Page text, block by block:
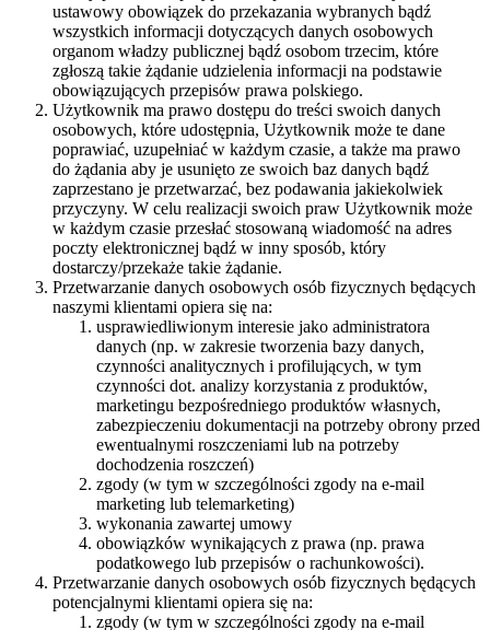
ustawowy obowiązek do przekazania wybranych bądź
wszystkich informacji dotyczących danych osobowych
organom władzy publicznej bądź osobom trzecim, które
zgłoszą takie żądanie udzielenia informacji na podstawie
obowiązujących przepisów prawa polskiego.
Użytkownik ma prawo dostępu do treści swoich danych
osobowych, które udostępnia, Użytkownik może te dane
poprawiać, uzupełniać w każdym czasie, a także ma prawo
do żądania aby je usunięto ze swoich baz danych bądź
zaprzestano je przetwarzać, bez podawania jakiekolwiek
przyczyny. W celu realizacji swoich praw Użytkownik może
w każdym czasie przesłać stosowaną wiadomość na adres
poczty elektronicznej bądź w inny sposób, który
dostarczy/przekaże takie żądanie.
Przetwarzanie danych osobowych osób fizycznych będących
naszymi klientami opiera się na:
usprawiedliwionym interesie jako administratora
danych (np. w zakresie tworzenia bazy danych,
czynności analitycznych i profilujących, w tym
czynności dot. analizy korzystania z produktów,
marketingu bezpośredniego produktów własnych,
zabezpieczeniu dokumentacji na potrzeby obrony przed
ewentualnymi roszczeniami lub na potrzeby
dochodzenia roszczeń)
zgody (w tym w szczególności zgody na e-mail
marketing lub telemarketing)
wykonania zawartej umowy
obowiązków wynikających z prawa (np. prawa
podatkowego lub przepisów o rachunkowości).
Przetwarzanie danych osobowych osób fizycznych będących
potencjalnymi klientami opiera się na:
zgody (w tym w szczególności zgody na e-mail